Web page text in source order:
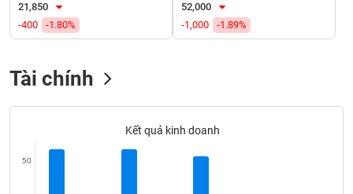
21,850
-400
-1.80%
52,000
-1,000
-1.89%
Tài chính
Kết quả kinh doanh
50
Mã
chứng
đạo
(-)